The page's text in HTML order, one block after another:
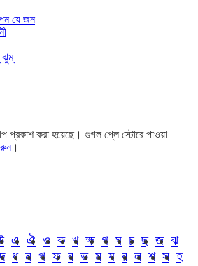
যে জন
ঝুম্
প্রকাশ করা হয়েছে। গুগল প্লে স্টোরে পাওয়া
।
এ ঐ ও ক খ ক্ষ গ ঘ চ ছ জ ঝ
দ ধ ন প ফ ব ভ ম য র ল শ স হ